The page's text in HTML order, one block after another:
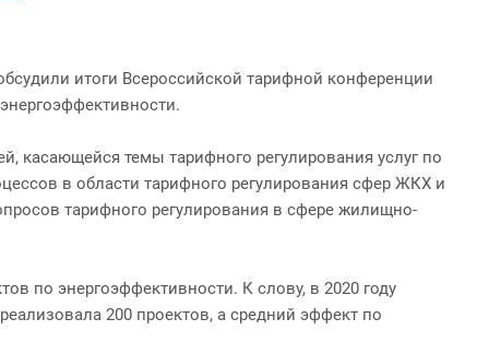
итоги Всероссийской тарифной конференции
касающейся темы тарифного регулирования услуг по
в области тарифного регулирования сфер ЖКХ и
тарифного регулирования в сфере жилищно-
по энергоэффективности. К слову, в 2020 году
200 проектов, а средний эффект по